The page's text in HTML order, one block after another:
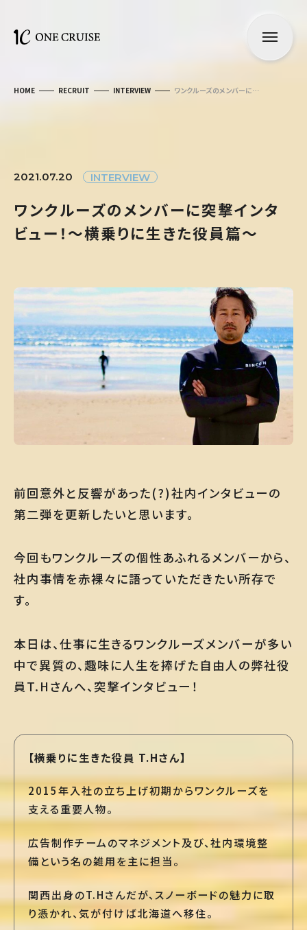
HOME RECRUIT INTERVIEW ワンクルーズのメンバーに…
2021.07.20 INTERVIEW
ワンクルーズのメンバーに突撃インタ
ビュー ！〜横乗りに生きた役員篇〜
前回意外と反響があった(?)社内インタビューの
第二弾を更新したいと思います。
今回もワンクルーズの個性あふれるメンバーから、
社内事情を赤裸々に語っていただきたい所存で
す。
本日は、仕事に生きるワンクルーズメンバーが多い
中で異質の、趣味に人生を捧げた自由人の弊社役
員T.Hさんへ、突撃インタビュー！
【横乗りに生きた役員 T.Hさん】
2015年入社の立ち上げ初期からワンクルーズを
支える重要人物。
広告制作チームのマネジメント及び、社内環境整
備という名の雑用を主に担当。
関西出身のT.Hさんだが、スノーボードの魅力に取
り憑かれ、気が付けば北海道へ移住。